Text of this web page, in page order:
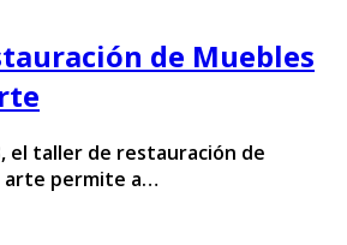
de Muebles
el taller de restauración de
arte permite a…